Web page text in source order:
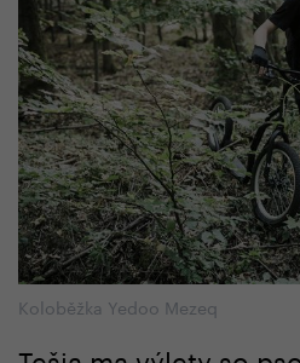
Koloběžka Yedoo Mezeq